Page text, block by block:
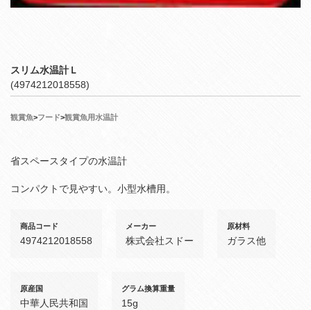
スリム水温計Ｌ
(4974212018558)
観賞魚>フード>観賞魚用水温計
省スペースタイプの水温計
コンパクトで見やすい。小型水槽用。
商品コード
4974212018558
メーカー
株式会社スドー
原材料
ガラス他
原産国
中華人民共和国
グラム換算重量
15g